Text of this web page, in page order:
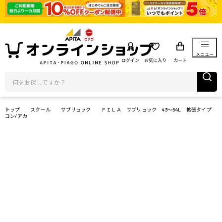
ログイン お気に入り カート
メニュー
トップ スクール サブリュック
ＦＩＬＡ サブリュック 43～54L 拡張タイプ
コン/アカ